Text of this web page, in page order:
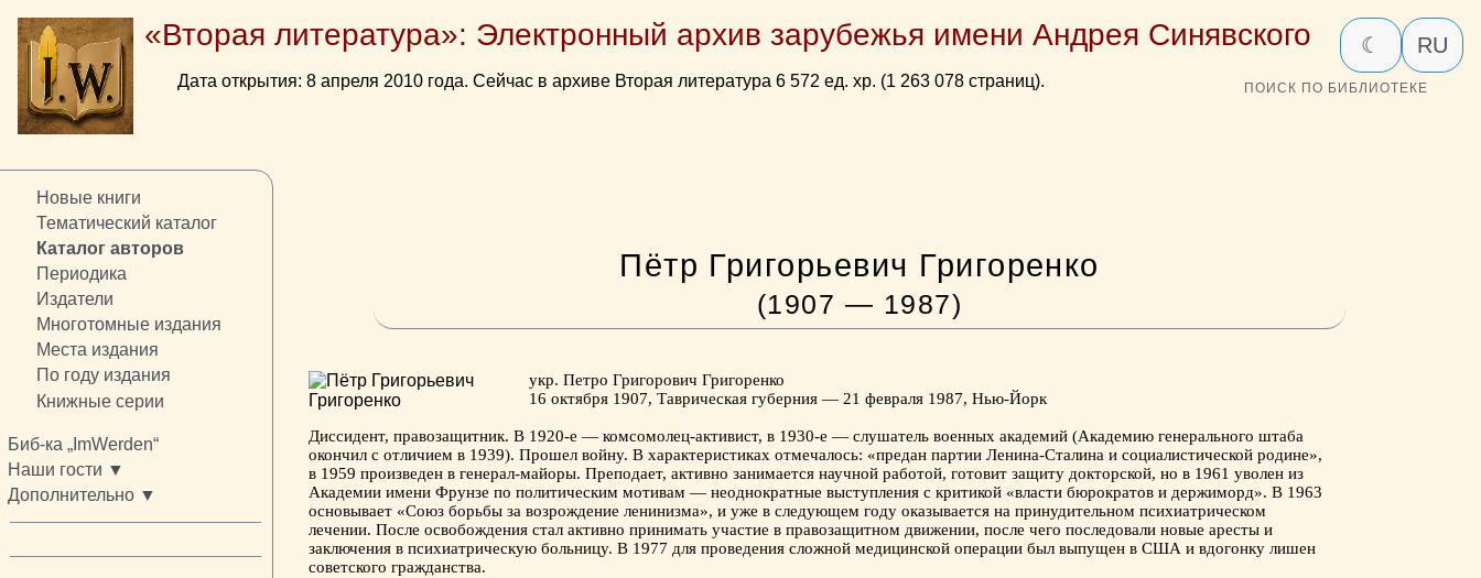
«Вторая литература»: Электронный архив зарубежья имени Андрея Синявского
Дата открытия: 8 апреля 2010 года. Сейчас в архиве Вторая литература 6 572 ед. хр. (1 263 078 страниц).
☾ RU
ПОИСК ПО БИБЛИОТЕКЕ
Новые книги
Тематический каталог
Каталог авторов
Периодика
Издатели
Многотомные издания
Места издания
По году издания
Книжные серии
Биб-ка „ImWerden“
Наши гости ▼
Дополнительно ▼
Пётр Григорьевич Григоренко
(1907 — 1987)
укр. Петро Григорович Григоренко
16 октября 1907, Таврическая губерния — 21 февраля 1987, Нью-Йорк
Диссидент, правозащитник. В 1920-е — комсомолец-активист, в 1930-е — слушатель военных академий (Академию генерального штаба
окончил с отличием в 1939). Прошел войну. В характеристиках отмечалось: «предан партии Ленина-Сталина и социалистической родине»,
в 1959 произведен в генерал-майоры. Преподает, активно занимается научной работой, готовит защиту докторской, но в 1961 уволен из
Академии имени Фрунзе по политическим мотивам — неоднократные выступления с критикой «власти бюрократов и держиморд». В 1963
основывает «Союз борьбы за возрождение ленинизма», и уже в следующем году оказывается на принудительном психиатрическом
лечении. После освобождения стал активно принимать участие в правозащитном движении, после чего последовали новые аресты и
заключения в психиатрическую больницу. В 1977 для проведения сложной медицинской операции был выпущен в США и вдогонку лишен
советского гражданства.